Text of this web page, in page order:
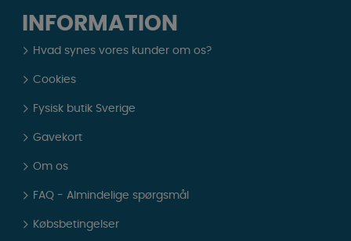
INFORMATION
Hvad synes vores kunder om os?
Cookies
Fysisk butik Sverige
Gavekort
Om os
FAQ - Almindelige spørgsmål
Købsbetingelser